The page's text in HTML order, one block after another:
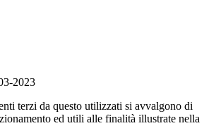
2023
terzi da questo utilizzati si avvalgono di
ed utili alle finalità illustrate nella